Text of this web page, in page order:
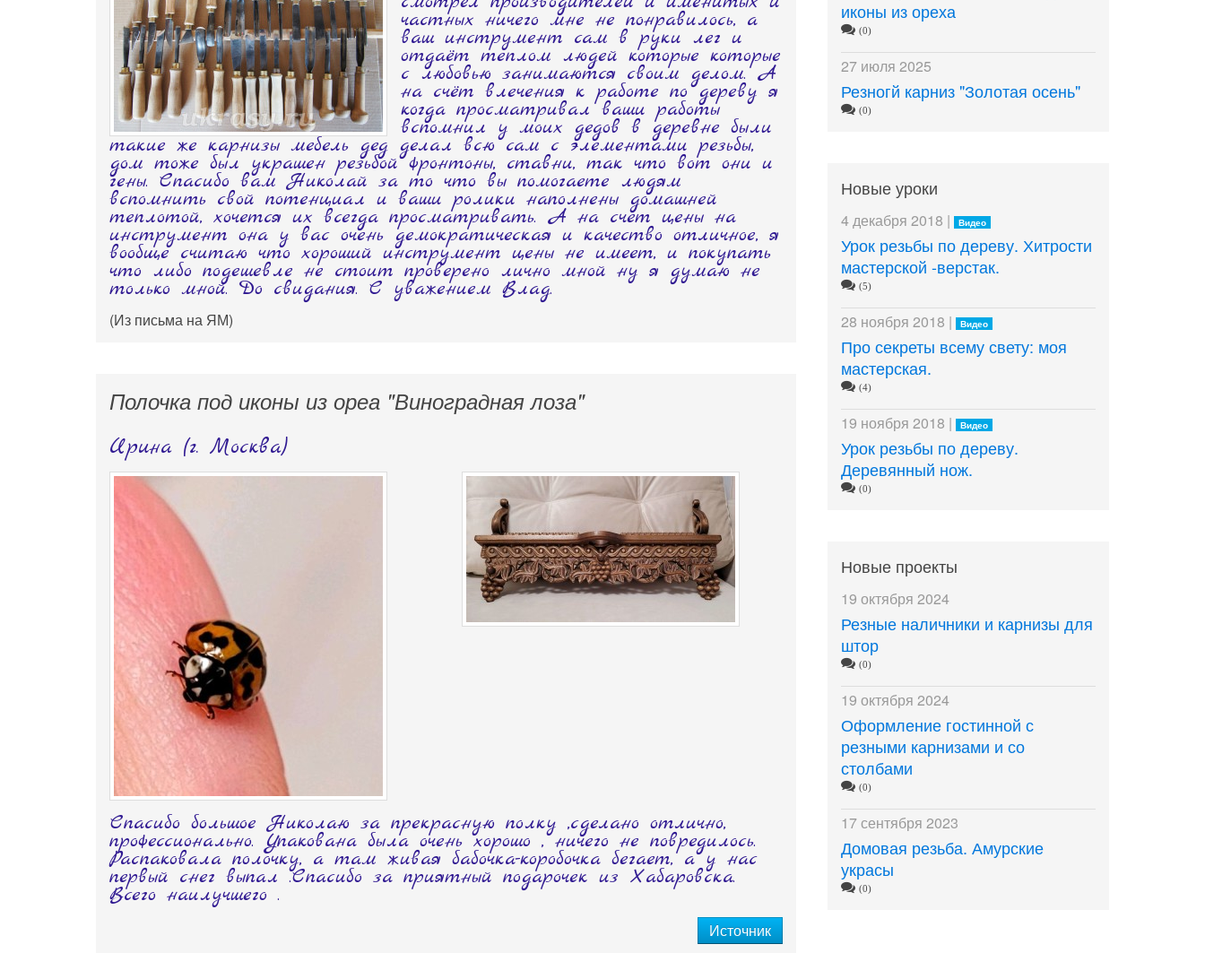
частных ничего мне не понравилось, а
ваш инструмент сам в руки лег и
отдаёт теплом людей которые которые
с любовью занимаются своим делом. А
на счёт влечения к работе по дереву я
когда просматривал ваши работы
вспомнил у моих дедов в деревне были
такие же карнизы мебель дед делал всю сам с элементами резьбы,
дом тоже был украшен резьбой фронтоны, ставни, так что вот они и
гены. Спасибо вам Николай за то что вы помогаете людям
вспомнить свой потенциал и ваши ролики наполнены домашней
теплотой, хочется их всегда просматривать. А на счет цены на
инструмент она у вас очень демократическая и качество отличное, я
вообще считаю что хороший инструмент цены не имеет, и покупать
что либо подешевле не стоит проверено лично мной ну я думаю не
только мной. До свидания. С уважением Влад.
(Из письма на ЯМ)
Полочка под иконы из ореа "Виноградная лоза"
Ирина (г. Москва)
Спасибо большое Николаю за прекрасную полку ,сделано отлично,
профессионально. Упакована была очень хорошо , ничего не повредилось.
Распаковала полочку, а там живая бабочка-коробочка бегает, а у нас
первый снег выпал .Спасибо за приятный подарочек из Хабаровска.
Всего наилучшего .
Источник
иконы из ореха
(0)
27 июля 2025
Резногй карниз "Золотая осень"
(0)
Новые уроки
4 декабря 2018 | Видео
Урок резьбы по дереву. Хитрости
мастерской -верстак.
(5)
28 ноября 2018 | Видео
Про секреты всему свету: моя
мастерская.
(4)
19 ноября 2018 | Видео
Урок резьбы по дереву.
Деревянный нож.
(0)
Новые проекты
19 октября 2024
Резные наличники и карнизы для
штор
(0)
19 октября 2024
Оформление гостинной с
резными карнизами и со
столбами
(0)
17 сентября 2023
Домовая резьба. Амурские
украсы
(0)